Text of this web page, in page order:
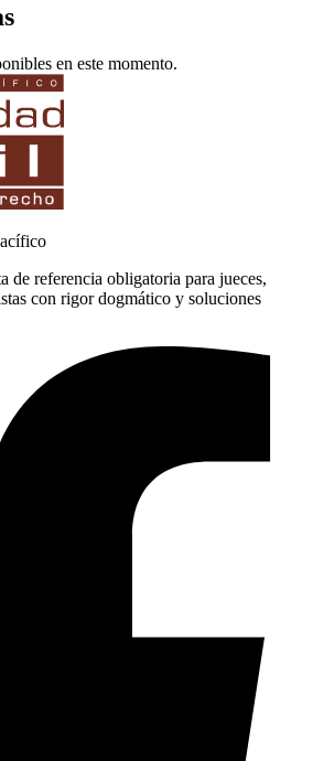
en este momento.
de referencia obligatoria para jueces,
con rigor dogmático y soluciones